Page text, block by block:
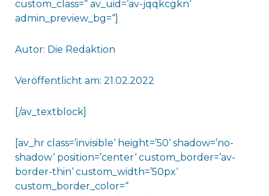
custom_class=“ av_uid=’av-jqqkcgkn‘
admin_preview_bg=“]
Autor: Die Redaktion
Veröffentlicht am: 21.02.2022
[/av_textblock]
[av_hr class=’invisible‘ height=’50‘ shadow=’no-
shadow‘ position=’center‘ custom_border=’av-
border-thin‘ custom_width=’50px‘
custom_border_color=“